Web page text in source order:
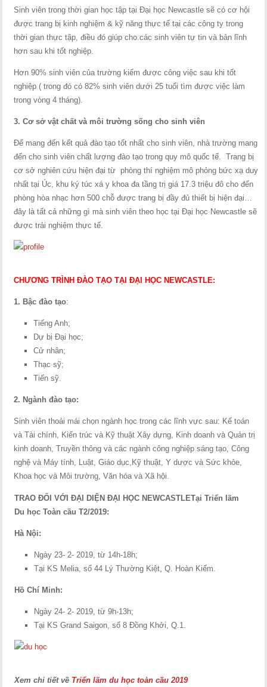
Sinh viên trong thời gian học tập tại Đại học Newcastle sẽ có cơ hội
được trang bị kinh nghiệm & kỹ năng thực tế tại các công ty trong
thời gian thực tập, điều đó giúp cho các sinh viên tự tin và bản lĩnh
hơn sau khi tốt nghiệp.
Hơn 90% sinh viên của trường kiếm được công việc sau khi tốt
nghiệp ( trong đó có 82% sinh viên dưới 25 tuổi tìm được việc làm
trong vòng 4 tháng).
3. Cơ sở vật chất và môi trường sống cho sinh viên
Để mang đến kết quả đào tạo tốt nhất cho sinh viên, nhà trường mang
đến cho sinh viên chất lượng đào tạo trong quy mô quốc tế. Trang bị
cơ sở nghiên cứu hiện đại từ phòng thí nghiệm mô phỏng bức xạ duy
nhất tại Úc, khu ký túc xá y khoa đa tầng trị giá 17.3 triệu đô cho đến
phòng hòa nhạc hơn 500 chỗ được trang bị đầy đủ thiết bị hiện đại…
đây là tất cả những gì mà sinh viên theo học tại Đại học Newcastle sẽ
được trải nghiệm thực tế.
CHƯƠNG TRÌNH ĐÀO TẠO TẠI ĐẠI HỌC NEWCASTLE:
1. Bậc đào tạo:
Tiếng Anh;
Dự bị Đại học;
Cử nhân;
Thạc sỹ;
Tiến sỹ.
2. Ngành đào tạo:
Sinh viên thoải mái chọn ngành học trong các lĩnh vực sau: Kế toán
và Tài chính, Kiến trúc và Kỹ thuật Xây dựng, Kinh doanh và Quản trị
kinh doanh, Truyền thông và các ngành công nghiệp sáng tạo, Công
nghệ và Máy tính, Luật, Giáo dục,Kỹ thuật, Y dược và Sức khỏe,
Khoa học và Môi trường, Văn hóa và Xã hội.
TRAO ĐỔI VỚI ĐẠI DIỆN ĐẠI HỌC NEWCASTLETại Triển lãm
Du học Toàn cầu T2/2019:
Hà Nội:
Ngày 23- 2- 2019, từ 14h-18h;
Tại KS Melia, số 44 Lý Thường Kiệt, Q. Hoàn Kiếm.
Hồ Chí Minh:
Ngày 24- 2- 2019, từ 9h-13h;
Tại KS Grand Saigon, số 8 Đồng Khởi, Q.1.
Xem chi tiết về Triển lãm du học toàn cầu 2019